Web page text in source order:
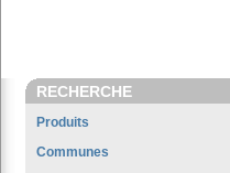
RECHERCHE
Produits
Communes